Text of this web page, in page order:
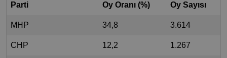
Parti Oy Oranı (%) Oy Sayısı
MHP 34,8 3.614
CHP 12,2 1.267